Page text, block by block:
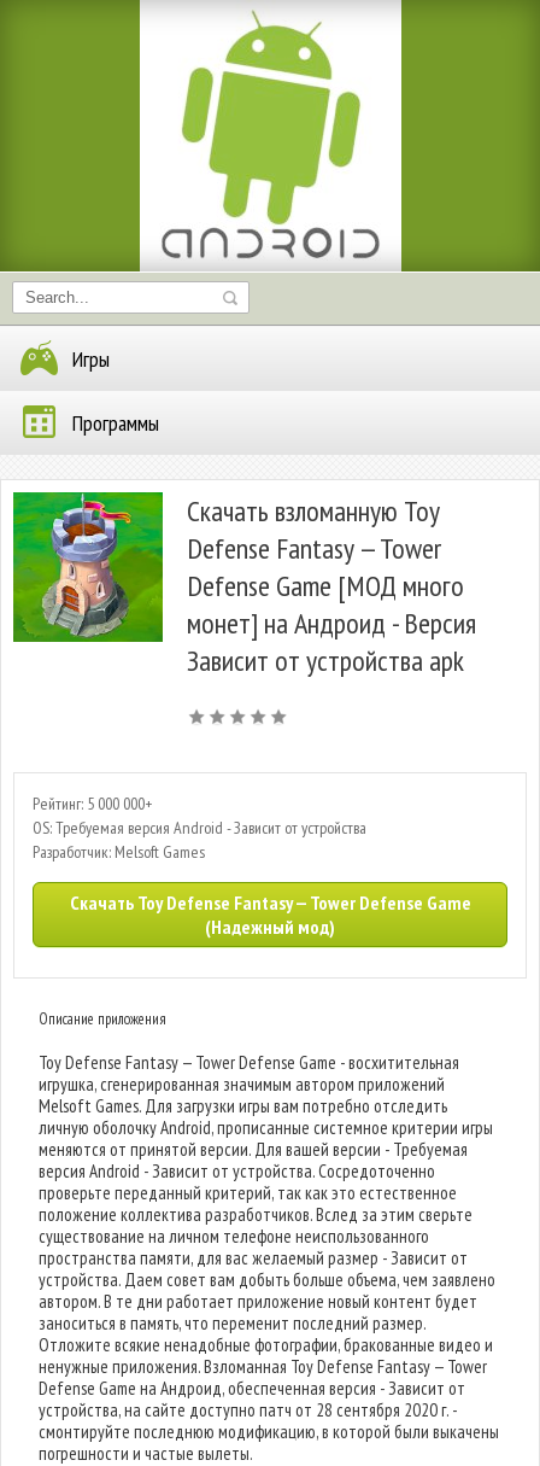
Игры
Программы
Скачать взломанную Toy
Defense Fantasy — Tower
Defense Game [МОД много
монет] на Андроид - Версия
Зависит от устройства apk
Рейтинг: 5 000 000+
OS: Требуемая версия Android - Зависит от устройства
Разработчик: Melsoft Games
Скачать Toy Defense Fantasy — Tower Defense Game
(Надежный мод)
Описание приложения
Toy Defense Fantasy — Tower Defense Game - восхитительная
игрушка, сгенерированная значимым автором приложений
Melsoft Games. Для загрузки игры вам потребно отследить
личную оболочку Android, прописанные системное критерии игры
меняются от принятой версии. Для вашей версии - Требуемая
версия Android - Зависит от устройства. Сосредоточенно
проверьте переданный критерий, так как это естественное
положение коллектива разработчиков. Вслед за этим сверьте
существование на личном телефоне неиспользованного
пространства памяти, для вас желаемый размер - Зависит от
устройства. Даем совет вам добыть больше объема, чем заявлено
автором. В те дни работает приложение новый контент будет
заноситься в память, что переменит последний размер.
Отложите всякие ненадобные фотографии, бракованные видео и
ненужные приложения. Взломанная Toy Defense Fantasy — Tower
Defense Game на Андроид, обеспеченная версия - Зависит от
устройства, на сайте доступно патч от 28 сентября 2020 г. -
смонтируйте последнюю модификацию, в которой были выкачены
погрешности и частые вылеты.